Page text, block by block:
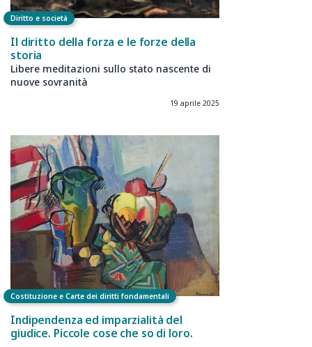
Diritto e società
Il diritto della forza e le forze della
storia
Libere meditazioni sullo stato nascente di
nuove sovranità
19 aprile 2025
Costituzione e Carte dei diritti fondamentali
Indipendenza ed imparzialità del
giudice. Piccole cose che so di loro.